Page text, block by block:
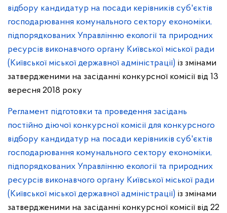
відбору кандидатур на посади керівників суб'єктів
господарювання комунального сектору економіки,
підпорядкованих Управлінню екології та природних
ресурсів виконавчого органу Київської міської ради
(Київської міської державної адміністрації) із змінами
затвердженими на засіданні конкурсної комісії від 13
вересня 2018 року
Регламент підготовки та проведення засідань
постійно діючої конкурсної комісії для конкурсного
відбору кандидатур на посади керівників суб'єктів
господарювання комунального сектору економіки,
підпорядкованих Управлінню екології та природних
ресурсів виконавчого органу Київської міської ради
(Київської міської державної адміністрації) із змінами
затвердженими на засіданні конкурсної комісії від 22